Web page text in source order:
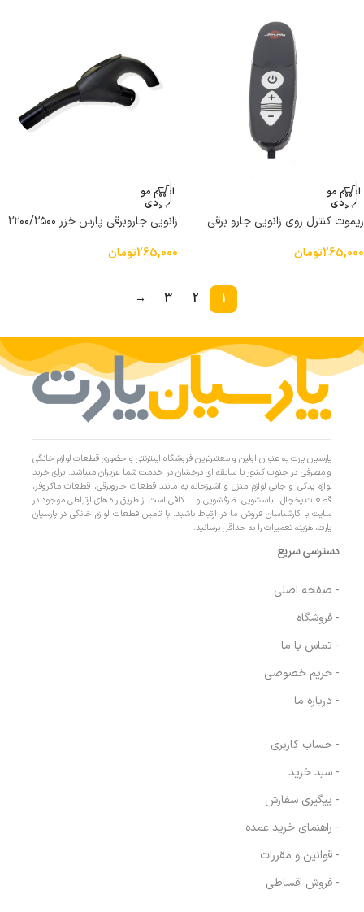
اتمام مو
جودی
ریموت کنترل روی زانویی جارو برقی
265,000تومان
اتمام مو
جودی
زانویی جاروبرقی پارس خزر ۲۲۰۰/۲۵۰۰
265,000تومان
1
2
3
→
پارسیان پارت به عنوان اولین و معتبرترین فروشگاه اینترنتی و حضوری قطعات لوازم خانگی
و مصرفی در جنوب کشور با سابقه ای درخشان در خدمت شما عزیزان میباشد. برای خرید
لوازم یدکی و جانی لوازم منزل و آشپزخانه به مانند قطعات جاروبرقی، قطعات ماکروفر،
قطعات یخچال، لباسشویی، ظرفشویی و … کافی است از طریق راه های ارتباطی موجود در
سایت با کارشناسان فروش ما در ارتباط باشید. با تامین قطعات لوازم خانگی در پارسیان
پارت، هزینه تعمیرات را به حداقل برسانید.
دسترسی سریع
- صفحه اصلی
- فروشگاه
- تماس با ما
- حریم خصوصی
- درباره ما
- حساب کاربری
- سبد خرید
- پیگیری سفارش
- راهنمای خرید عمده
- قوانین و مقررات
- فروش اقساطی